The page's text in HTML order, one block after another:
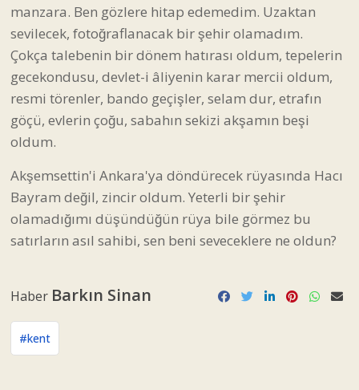
manzara. Ben gözlere hitap edemedim. Uzaktan
sevilecek, fotoğraflanacak bir şehir olamadım.
Çokça talebenin bir dönem hatırası oldum, tepelerin
gecekondusu, devlet-i âliyenin karar mercii oldum,
resmi törenler, bando geçişler, selam dur, etrafın
göçü, evlerin çoğu, sabahın sekizi akşamın beşi
oldum.
Akşemsettin'i Ankara'ya döndürecek rüyasında Hacı
Bayram değil, zincir oldum. Yeterli bir şehir
olamadığımı düşündüğün rüya bile görmez bu
satırların asıl sahibi, sen beni seveceklere ne oldun?
Haber Barkın Sinan
#kent